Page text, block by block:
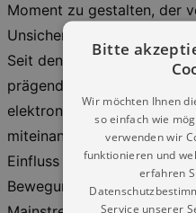
Moment zu gestalten, der
Unsicherheit geprägt ist.
Seit den frühen achtziger
prägenden Figuren, die
elektronische Musik,
miteinander verbindet. Ihr
Einfluss zieht sich sowohl
Bewegungen als auch
Bitte
Wir möchten Ihnen
so einfach wie
verwenden wir
funktionieren und
erfahren
Service unserer